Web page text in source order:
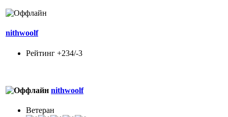
nithwoolf
Рейтинг +234/-3
nithwoolf
Ветеран